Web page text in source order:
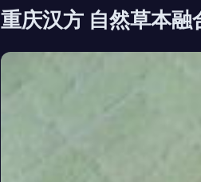
重庆汉方 自然草本